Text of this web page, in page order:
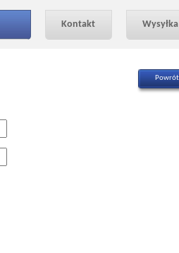
Kontakt Wysyłka